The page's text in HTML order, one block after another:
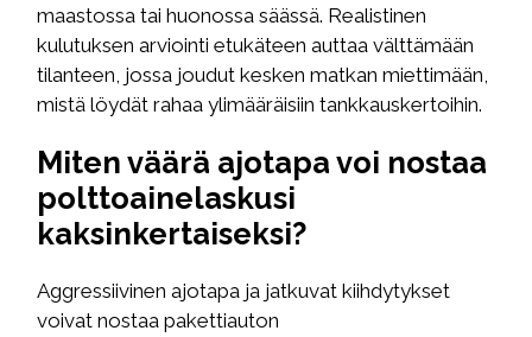
maastossa tai huonossa säässä. Realistinen
kulutuksen arviointi etukäteen auttaa välttämään
tilanteen, jossa joudut kesken matkan miettimään,
mistä löydät rahaa ylimääräisiin tankkauskertoihin.
Miten väärä ajotapa voi nostaa
polttoainelaskusi
kaksinkertaiseksi?
Aggressiivinen ajotapa ja jatkuvat kiihdytykset
voivat nostaa pakettiauton